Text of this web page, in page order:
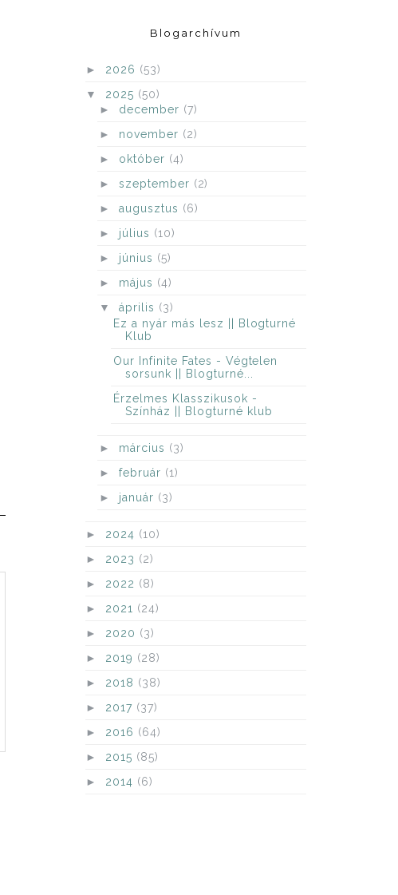
Blogarchívum
► 2026 (53)
▼ 2025 (50)
► december (7)
► november (2)
► október (4)
► szeptember (2)
► augusztus (6)
► július (10)
► június (5)
► május (4)
▼ április (3)
Ez a nyár más lesz || Blogturné
Klub
Our Infinite Fates - Végtelen
sorsunk || Blogturné...
Érzelmes Klasszikusok -
Színház || Blogturné klub
► március (3)
► február (1)
► január (3)
► 2024 (10)
► 2023 (2)
► 2022 (8)
► 2021 (24)
► 2020 (3)
► 2019 (28)
► 2018 (38)
► 2017 (37)
► 2016 (64)
► 2015 (85)
► 2014 (6)